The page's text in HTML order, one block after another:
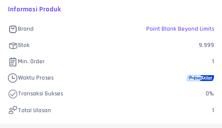
Informasi Produk
Brand Point Blank Beyond Limits
Stok 9.999
Min. Order 1
Waktu Proses
Transaksi Sukses 0%
Total Ulasan 1